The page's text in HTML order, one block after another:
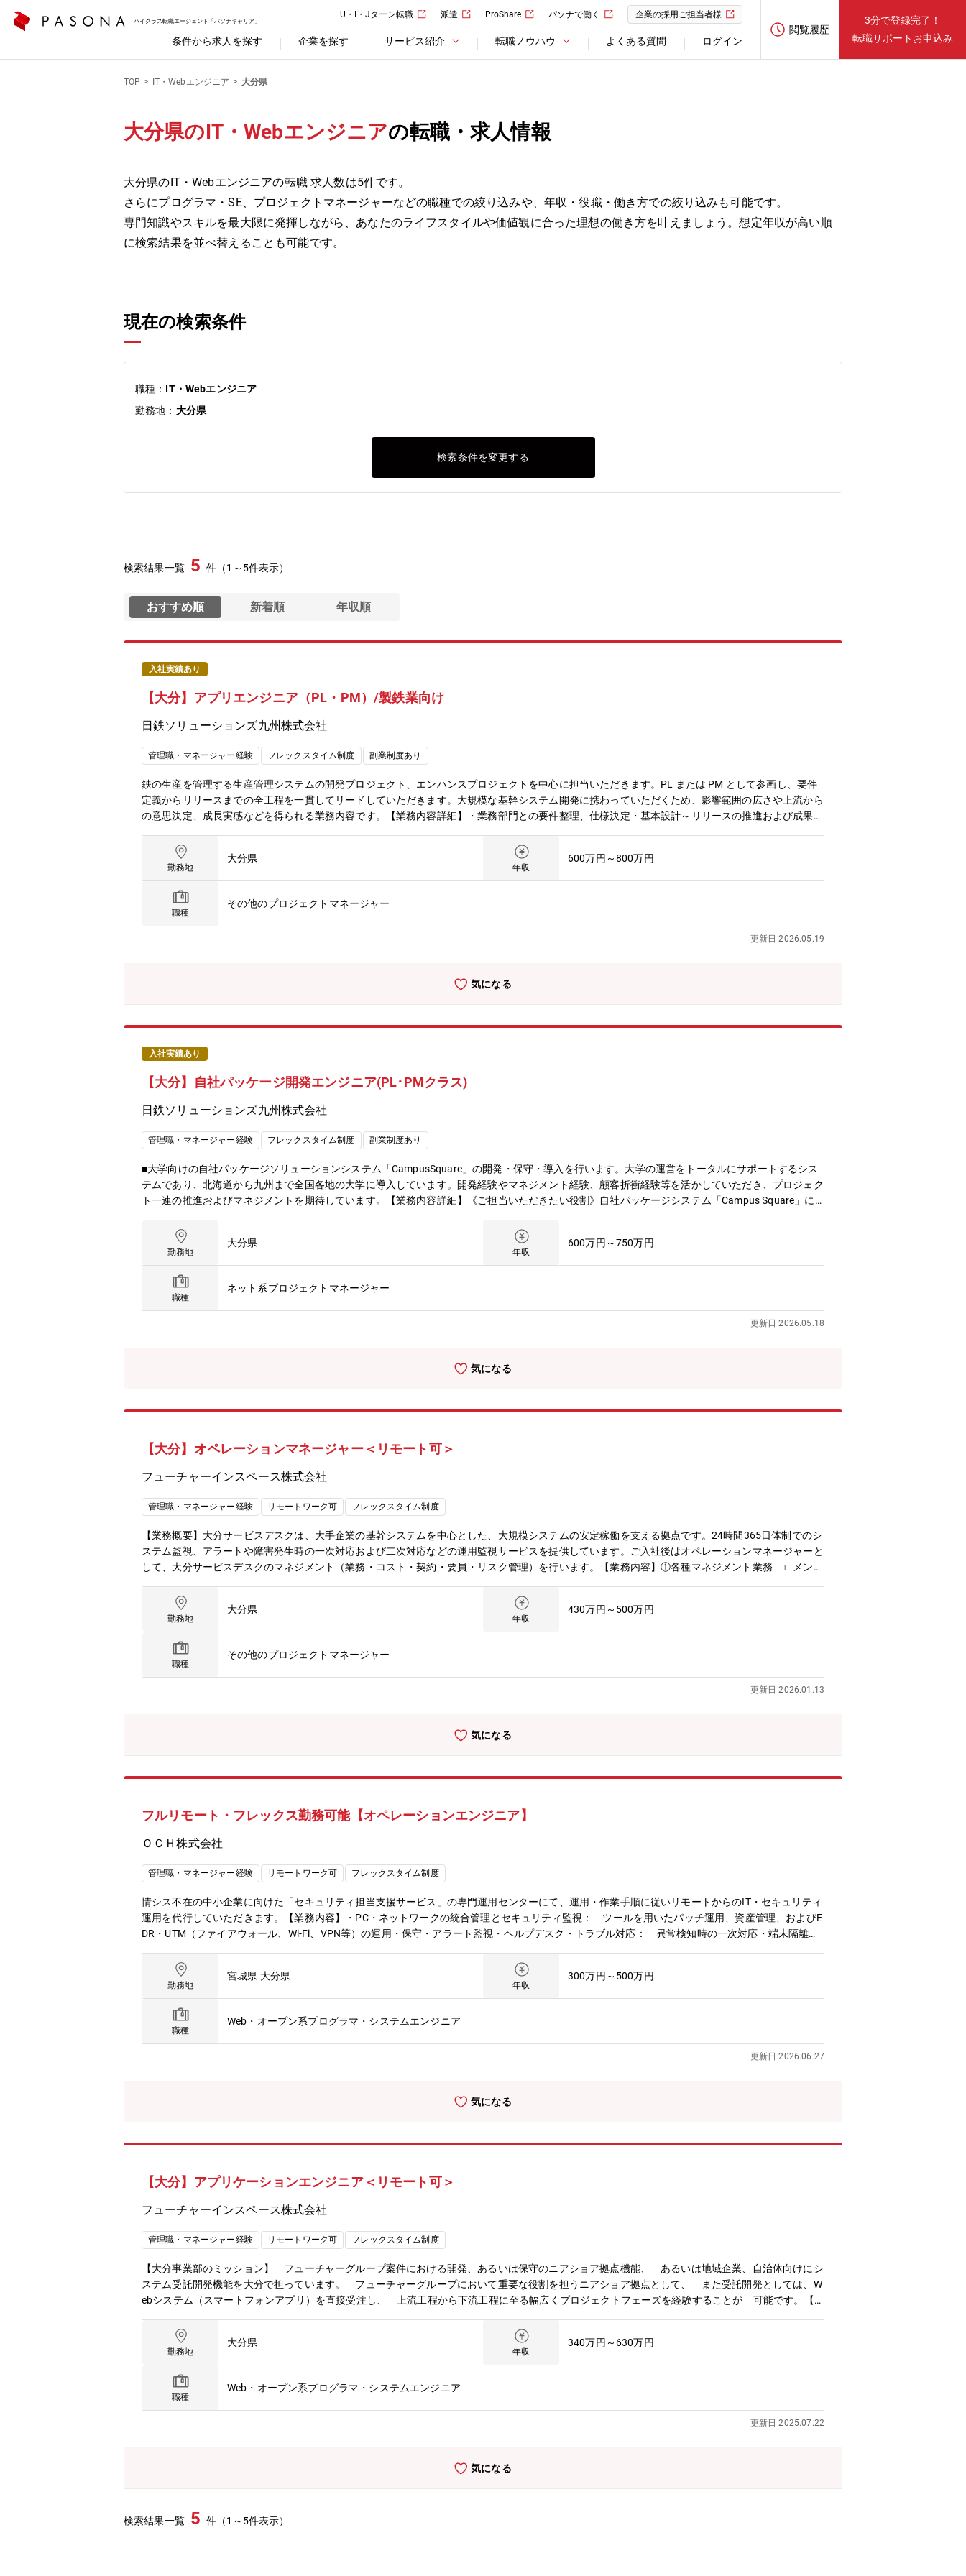
ハイクラス転職エージェント「パソナキャリア」
U・I・Jターン転職 派遣 ProShare パソナで働く 企業の採用ご担当者様
条件から求人を探す 企業を探す サービス紹介 転職ノウハウ よくある質問 ログイン
閲覧履歴
3分で登録完了！
転職サポートお申込み
TOP IT・Webエンジニア 大分県
大分県のIT・Webエンジニアの転職・求人情報
大分県のIT・Webエンジニアの転職 求人数は5件です。
さらにプログラマ・SE、プロジェクトマネージャーなどの職種での絞り込みや、年収・役職・働き方での絞り込みも可能です。
専門知識やスキルを最大限に発揮しながら、あなたのライフスタイルや価値観に合った理想の働き方を叶えましょう。想定年収が高い順
に検索結果を並べ替えることも可能です。
現在の検索条件
職種： IT・Webエンジニア
勤務地： 大分県
検索条件を変更する
検索結果一覧 5 件（1～5件表示）
おすすめ順 新着順 年収順
入社実績あり
【大分】アプリエンジニア（PL・PM）/製鉄業向け
日鉄ソリューションズ九州株式会社
管理職・マネージャー経験 フレックスタイム制度 副業制度あり
鉄の生産を管理する生産管理システムの開発プロジェクト、エンハンスプロジェクトを中心に担当いただきます。PL または PM として参画し、要件
定義からリリースまでの全工程を一貫してリードしていただきます。大規模な基幹システム開発に携わっていただくため、影響範囲の広さや上流から
の意思決定、成長実感などを得られる業務内容です。【業務内容詳細】・業務部門との要件整理、仕様決定・基本設計～リリースの推進および成果物
模：50人月程度（案件により変動）。グループ全体では数百人月以上に及ぶ大規模プロジェクトの一部を担います。プロジェクト体制例：PM 1名／
リーダー 1～2名／ビジネスパートナー 3～5名程度【顧客】日本製鉄および関連企業【採用背景】顧客企業の業績好調や DX 推進によりシステム開発
需要が継続的に拡大しています。当事業部でも担当領域・案件数が増加しており、上流から運用まで一貫して推進できる PL・SE を増員する必要があ
ります。特に製鉄領域は要件の複雑さや 24 時間稼働の特性があるため、専門性を武器に長期的に事業を支える人材を求めています。
勤務地
大分県
年収
600万円～800万円
職種
その他のプロジェクトマネージャー
更新日 2026.05.19
気になる
入社実績あり
【大分】自社パッケージ開発エンジニア(PL･PMクラス)
日鉄ソリューションズ九州株式会社
管理職・マネージャー経験 フレックスタイム制度 副業制度あり
■大学向けの自社パッケージソリューションシステム「CampusSquare」の開発・保守・導入を行います。大学の運営をトータルにサポートするシス
テムであり、北海道から九州まで全国各地の大学に導入しています。開発経験やマネジメント経験、顧客折衝経験等を活かしていただき、プロジェク
ト一連の推進およびマネジメントを期待しています。【業務内容詳細】《ご担当いただきたい役割》自社パッケージシステム「Campus Square」に
トを牽引するリーダーとして、計画策定、進捗管理、課題管理、品質管理、リソース管理などの管理業務の推進や、大学様とのリレーション構築等も
期待しています。《担当業務の例》・大学様とパッケージシステムをベースとしたFIT&GAP（仕様打ち合わせ）・見積、提案、基本設計～出荷、導
入教育～本番稼働まで、プロジェクト一連の推進およびマネジメント。・大学業務の業務プロセス見直し支援（データ連携を活用した情報のDX化）
等・Campus Square導入大学の運用フォローやサポート《担当顧客》全国の大学様【開発環境】・言語：Java、C#、SQL、PL/SQL・DB：ORACL
E、EDB（Postgres）・OS：Windows,Linux
勤務地
大分県
年収
600万円～750万円
職種
ネット系プロジェクトマネージャー
更新日 2026.05.18
気になる
【大分】オペレーションマネージャー＜リモート可＞
フューチャーインスペース株式会社
管理職・マネージャー経験 リモートワーク可 フレックスタイム制度
【業務概要】大分サービスデスクは、大手企業の基幹システムを中心とした、大規模システムの安定稼働を支える拠点です。24時間365日体制でのシ
ステム監視、アラートや障害発生時の一次対応および二次対応などの運用監視サービスを提供しています。ご入社後はオペレーションマネージャーと
して、大分サービスデスクのマネジメント（業務・コスト・契約・要員・リスク管理）を行います。【業務内容】①各種マネジメント業務 ∟メンバ
∟24時間365日シフト制で勤務している監視メンバの管理・アサイン・リリース対応（要員管理） ∟各プロジェクトで締結された契約について、締
結前から契約終了後までの一連の流れを通じて 契約書と契約内容を適切に把握し管理する（契約管理／リスク管理）②新規発足プロジェクトの業
務受入れ、各種改善（提案含む） ∟新規定型業務（手順書がある業務）の受入れ、シフトメンバーへの展開 ∟運用手順書の修正、自動化による業
務改善 ∟日々の障害対応記録に基づき、運用効率化やシステム安定稼働のための改善策の検討・提案③顧客および関係部署への定期報告 ∟日次・
週次・月次での顧客への定期実績報告【身につく市場価値】プライムベンダーの立ち位置で、運用プロセスを用いた運用業務経験を積むことができ、
それをベースとした運用設計案件へ携わることができます。将来的には運用コンサルタントへのキャリアパスもあります。【入社後の流れ】入社半年
間は、OJT形式で大分サービスデスクのメンバー業務やマネージャー業務に携わりながら、大分サービスデスクの業務理解をいただきます。その後は
業、金融業、サービス業など社会インフラを担う多様なお客様に対して“言われたことをこなすだけの仕事”ではなく“戦略的なパートナーとしての提
勤務地
大分県
年収
430万円～500万円
職種
その他のプロジェクトマネージャー
更新日 2026.01.13
気になる
フルリモート・フレックス勤務可能【オペレーションエンジニア】
ＯＣＨ株式会社
管理職・マネージャー経験 リモートワーク可 フレックスタイム制度
情シス不在の中小企業に向けた「セキュリティ担当支援サービス」の専門運用センターにて、運用・作業手順に従いリモートからのIT・セキュリティ
運用を代行していただきます。【業務内容】・PC・ネットワークの統合管理とセキュリティ監視： ツールを用いたパッチ運用、資産管理、およびE
DR・UTM（ファイアウォール、Wi-Fi、VPN等）の運用・保守・アラート監視・ヘルプデスク・トラブル対応： 異常検知時の一次対応・端末隔離
弱性診断の実施と、客観的なデータに基づくセキュリティ総合レポートの作成・報告・情シス代行・運用改善（リノベーション）： 業務の属人化を
防ぐための運用回りの仕組み作り、既存業務のDX化（業務効率改善）、マニュアルや社内システム構成図の作成支援【募集背景】新サービスリリー
スに伴うメンバ増員【業務環境】自社システム、Airtable、Google Workspace、Slack、外部管理システム、外部SaaSサービス【魅力・遣り甲斐】・
マニュアル運用からスタートし、情報セキュリティの頼れる「ガードマン」へ成長できます。 最初は手順書やマニュアルに沿った運用・サポート対
応からスタートしていただくため、セキュリティ専任としての経験がなくても安心です。 日々の業務を通じてインフラやセキュリティの知見を深
め、ゆくゆくは異常にいち早く気づき、お客様のシステムを守り抜く「ガードマン（セキュリティのプロ）」へとステップアップできる環境です。・
中小企業の「最後の砦」としての高い社会的意義 「情シス不在」でセキュリティ対策に悩むお客様に対し、単なるツールではなく「人」として伴走
方となります。全国どこにお住まいの方でもご勤務可能です。また、コアタイムのない7時間勤務（1日）を基準に月の歴日数総労働時間で管理して
勤務地
宮城県 大分県
年収
300万円～500万円
職種
Web・オープン系プログラマ・システムエンジニア
更新日 2026.06.27
気になる
【大分】アプリケーションエンジニア＜リモート可＞
フューチャーインスペース株式会社
管理職・マネージャー経験 リモートワーク可 フレックスタイム制度
【大分事業部のミッション】 フューチャーグループ案件における開発、あるいは保守のニアショア拠点機能、 あるいは地域企業、自治体向けにシ
ステム受託開発機能を大分で担っています。 フューチャーグループにおいて重要な役割を担うニアショア拠点として、 また受託開発としては、W
ebシステム（スマートフォンアプリ）を直接受注し、 上流工程から下流工程に至る幅広くプロジェクトフェーズを経験することが 可能です。【仕
発～テスト・ リリースの全行程）担当以下、2つの職務のいずれかをご担当いただきます。（ジョブローテーションプラン有）・フューチャーアー
キテクトが受注した受託案件をニアショアという形で 切り出し、開発・テストフェーズを担当します。 同社の案件で活用されるIT技術は高度且つ
先進的であるため、 アプリケーションエンジニアとしてのITスキルを飛躍的に向上させることが 可能です。・当社が独自で受注しているシステム
開発案件（Webシステム、iPhoneアプリ、 Androidアプリ）にて全行程（要件定義～設計～開発～テスト）を担当 いただきます。 具体的には自
治体向けのシステム開発などが稼働しており、継続的に 仕様変更や追加開発なども行っており、密接な関係性を保ちつつ、地域の 発展に向けて
様々な開発を手掛けていきます。【フューチャーインスペースとは】同社は、高度化、複雑化する企業ITシステムの維持運用を、顧客情報システム部
門に代わるサービスとして提供し、顧客の永続的な成長を支援することを目的として設立されました。フューチャーグループの目指すITコンサルティ
ド、ITアウトソーシングなど、自らの責任を持って推進します。なお、アプリケーション保守・運用サービスは、単なる運用に留まらず、継続案件を
アプリケーションパフォーマンスの維持に留まらず、顧客のビジネス拡大に伴うシステム機能拡張など、アプリケーション開発プロジェクトをも担当
勤務地
大分県
年収
340万円～630万円
職種
Web・オープン系プログラマ・システムエンジニア
更新日 2025.07.22
気になる
検索結果一覧 5 件（1～5件表示）